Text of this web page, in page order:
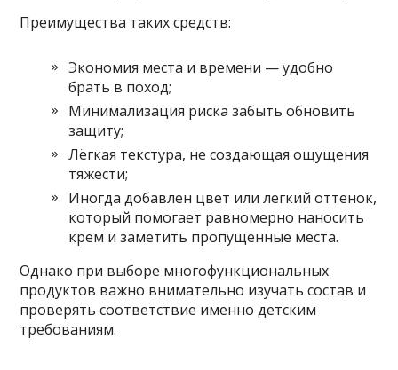
Преимущества таких средств:
Экономия места и времени — удобно
брать в поход;
Минимализация риска забыть обновить
защиту;
Лёгкая текстура, не создающая ощущения
тяжести;
Иногда добавлен цвет или легкий оттенок,
который помогает равномерно наносить
крем и заметить пропущенные места.
Однако при выборе многофункциональных
продуктов важно внимательно изучать состав и
проверять соответствие именно детским
требованиям.